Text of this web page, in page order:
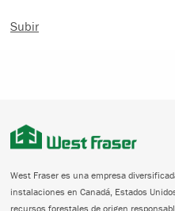
Subir
West Fraser es una empresa
instalaciones en Canadá, Estados
recursos forestales de origen